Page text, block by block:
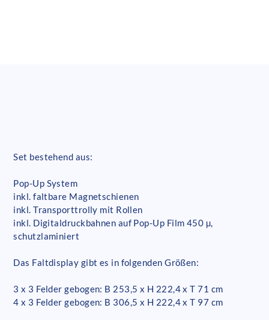
Set bestehend aus:
Pop-Up System
inkl. faltbare Magnetschienen
inkl. Transporttrolly mit Rollen
inkl. Digitaldruckbahnen auf Pop-Up Film 450 µ,
schutzlaminiert
Das Faltdisplay gibt es in folgenden Größen:
3 x 3 Felder gebogen: B 253,5 x H 222,4 x T 71 cm
4 x 3 Felder gebogen: B 306,5 x H 222,4 x T 97 cm